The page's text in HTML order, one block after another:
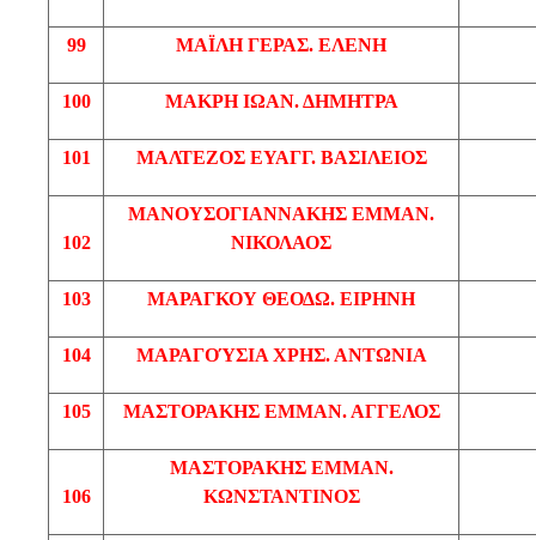
99 ΜΑΪΛΗΓΕΡΑΣ. ΕΛΕΝΗ
100 ΜΑΚΡΗΙΩΑΝ. ΔΗΜΗΤΡΑ
101 ΜΑΛΤΕΖΟΣ ΕΥΑΓΓ. ΒΑΣΙΛΕΙΟΣ
102
ΜΑΝΟΥΣΟΓΙΑΝΝΑΚΗΣ ΕΜΜΑΝ.
ΝΙΚΟΛΑΟΣ
103 ΜΑΡΑΓΚΟΥ ΘΕΟΔΩ. ΕΙΡΗΝΗ
104 ΜΑΡΑΓΟΎΣΙΑ ΧΡΗΣ. ΑΝΤΩΝΙΑ
105 ΜΑΣΤΟΡΑΚΗΣ ΕΜΜΑΝ. ΑΓΓΕΛΟΣ
106
ΜΑΣΤΟΡΑΚΗΣ ΕΜΜΑΝ.
ΚΩΝΣΤΑΝΤΙΝΟΣ